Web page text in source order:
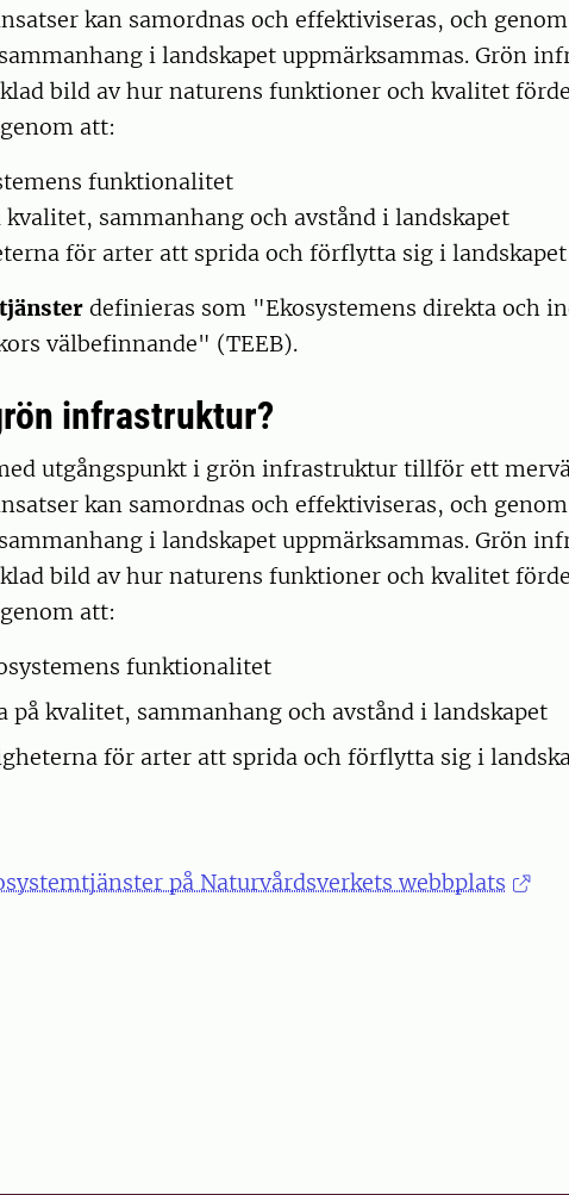
kan samordnas och effektiviseras, och
i landskapet uppmärksammas. Grön
bild av hur naturens funktioner och kvalitet
att:
funktionalitet
kvalitet, sammanhang och avstånd i landskapet
för arter att sprida och förflytta sig i landskapet
definieras som "Ekosystemens direkta och
välbefinnande" (TEEB).
infrastruktur?
utgångspunkt i grön infrastruktur tillför ett
kan samordnas och effektiviseras, och
i landskapet uppmärksammas. Grön
bild av hur naturens funktioner och kvalitet
att:
funktionalitet
på kvalitet, sammanhang och avstånd i landskapet
för arter att sprida och förflytta sig i
på Naturvårdsverkets webbplats